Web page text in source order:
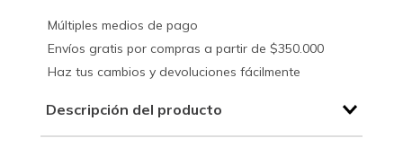
Múltiples medios de pago
Envíos gratis por compras a partir de $350.000
Haz tus cambios y devoluciones fácilmente
Descripción del producto